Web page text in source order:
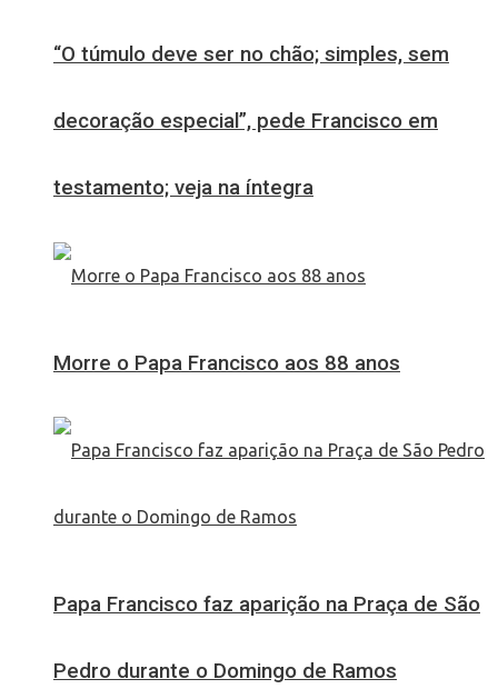
“O túmulo deve ser no chão; simples, sem
decoração especial”, pede Francisco em
testamento; veja na íntegra
Morre o Papa Francisco aos 88 anos
Papa Francisco faz aparição na Praça de São
Pedro durante o Domingo de Ramos